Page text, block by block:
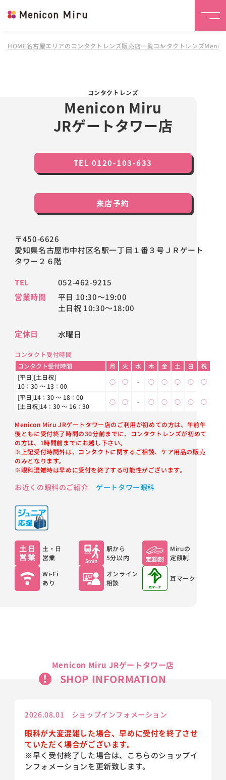
HOME名古屋エリアのコンタクトレンズ販売店一覧コンタクトレンズ
コンタクトレンズ
Menicon Miru
JRゲートタワー店
TEL 0120-103-633
来店予約
〒450-6626
愛知県名古屋市中村区名駅一丁目１番３号ＪＲゲート
タワー２６階
TEL 052-462-9215
営業時間
平日 10:30～19:00
土日祝 10:30～18:00
定休日 水曜日
お近くの眼科のご紹介 ゲートタワー眼科
土・日
営業
駅から
5分以内
Miruの
定額制
Wi-Fi
あり
オンライン
相談
耳マーク
コンタクト受付時間
コンタクト受付時間
月 火 水 木 金 土 日
祝
[平日][土日祝]
10：30 ～ 13：00
○ ○ - ○ ○ ○ ○
○
[平日]14：30 ～ 18：00
[土日祝]14：30 ～ 16：30
○ ○ - ○ ○ ○ ○ ○
Menicon Miru JRゲートタワー店のご利用が初めての方は、午前午
後ともに受付終了時間の30分前までに、コンタクトレンズが初めて
の方は、1時間前までにお越し下さい。
※上記受付時間外は、コンタクトに関するご相談、ケア用品の販売
のみとなります。
※眼科混雑時は早めに受付を終了する可能性がございます。
Menicon Miru JRゲートタワー店
SHOP INFORMATION
2026.08.01 ショップインフォメーション
眼科が大変混雑した場合、早めに受付を終了させ
ていただく場合がございます。
※早く受付終了した場合は、こちらのショップイ
ンフォメーションを更新致します。